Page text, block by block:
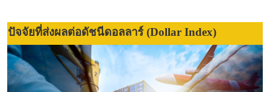
ปัจจัยที่ส่งผลต่อดัชนีดอลลาร์ (Dollar Index)